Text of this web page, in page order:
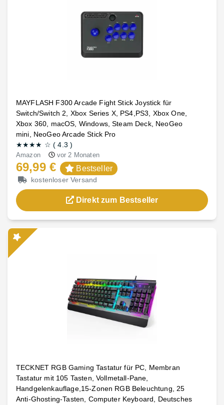
MAYFLASH F300 Arcade Fight Stick Joystick für
Switch/Switch 2, Xbox Series X, PS4,PS3, Xbox One,
Xbox 360, macOS, Windows, Steam Deck, NeoGeo
mini, NeoGeo Arcade Stick Pro
★★★★ ☆ (4.3 )
Amazon vor 2 Monaten
69,99 € Bestseller
kostenloser Versand
Direkt zum Bestseller
TECKNET RGB Gaming Tastatur für PC, Membran
Tastatur mit 105 Tasten, Vollmetall-Pane,
Handgelenkauflage,15-Zonen RGB Beleuchtung, 25
Anti-Ghosting-Tasten, Computer Keyboard, Deutsches